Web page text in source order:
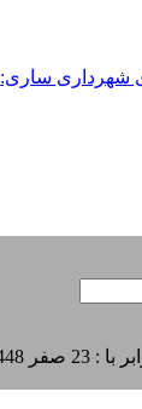
شهرداری ساری: